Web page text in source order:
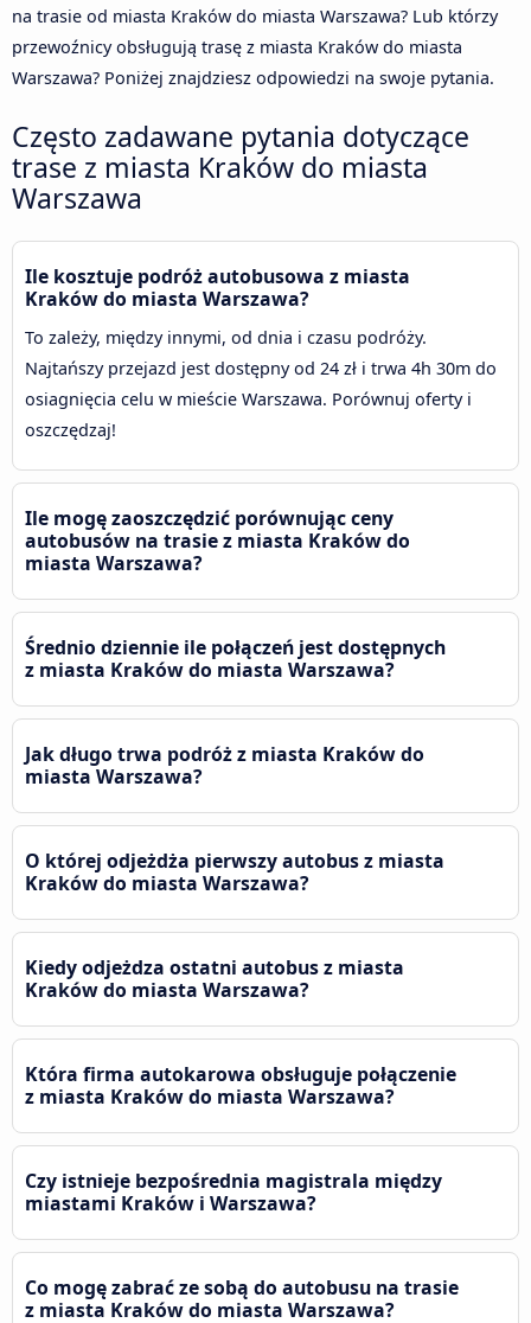
na trasie od miasta Kraków do miasta Warszawa? Lub którzy
przewoźnicy obsługują trasę z miasta Kraków do miasta
Warszawa? Poniżej znajdziesz odpowiedzi na swoje pytania.
Często zadawane pytania dotyczące
trase z miasta Kraków do miasta
Warszawa
Ile kosztuje podróż autobusowa z miasta
Kraków do miasta Warszawa?
To zależy, między innymi, od dnia i czasu podróży.
Najtańszy przejazd jest dostępny od 24 zł i trwa 4h 30m do
osiagnięcia celu w mieście Warszawa. Porównuj oferty i
oszczędzaj!
Ile mogę zaoszczędzić porównując ceny
autobusów na trasie z miasta Kraków do
miasta Warszawa?
Średnio dziennie ile połączeń jest dostępnych
z miasta Kraków do miasta Warszawa?
Jak długo trwa podróż z miasta Kraków do
miasta Warszawa?
O której odjeżdża pierwszy autobus z miasta
Kraków do miasta Warszawa?
Kiedy odjeżdza ostatni autobus z miasta
Kraków do miasta Warszawa?
Która firma autokarowa obsługuje połączenie
z miasta Kraków do miasta Warszawa?
Czy istnieje bezpośrednia magistrala między
miastami Kraków i Warszawa?
Co mogę zabrać ze sobą do autobusu na trasie
z miasta Kraków do miasta Warszawa?